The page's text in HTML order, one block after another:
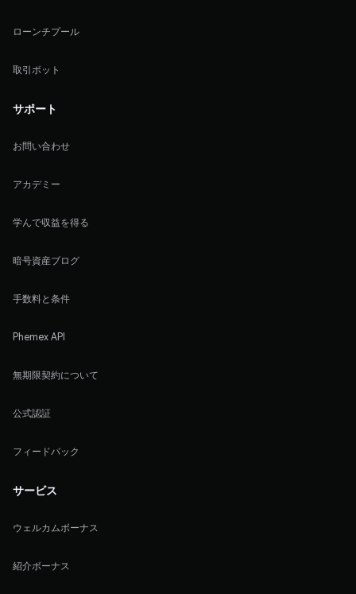
ローンチプール
取引ボット
サポート
お問い合わせ
アカデミー
学んで収益を得る
暗号資産ブログ
手数料と条件
Phemex API
無期限契約について
公式認証
フィードバック
サービス
ウェルカムボーナス
紹介ボーナス